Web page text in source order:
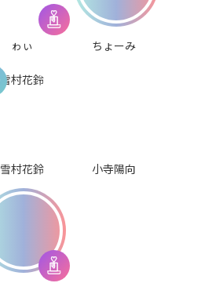
ゎぃ ちょーみ
雪村花鈴 小寺陽向